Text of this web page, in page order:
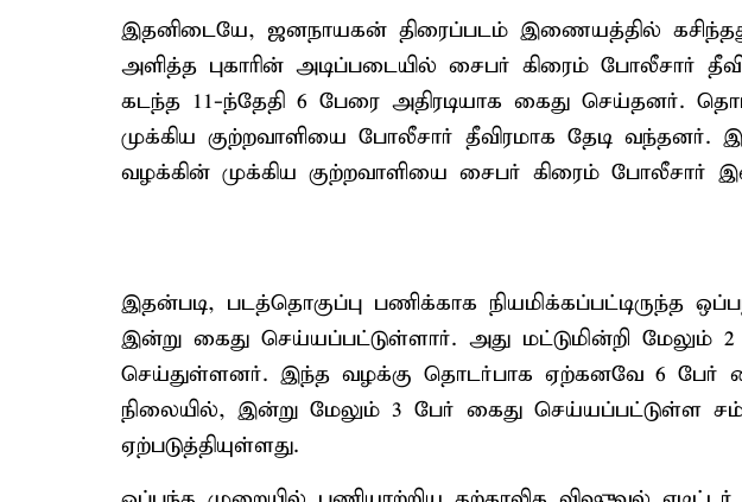
இதனிடையே, ஜனநாயகன் திரைப்படம் இணையத்தில்
அளித்த புகாரின் அடிப்படையில் சைபர் கிரைம் போலீசார்
கடந்த 11-ந்தேதி 6 பேரை அதிரடியாக கைது செய்தனர்.
முக்கிய குற்றவாளியை போலீசார் தீவிரமாக தேடி வந்தனர்.
வழக்கின் முக்கிய குற்றவாளியை சைபர் கிரைம் போலீசார்
இதன்படி, படத்தொகுப்பு பணிக்காக நியமிக்கப்பட்டிருந்த
இன்று கைது செய்யப்பட்டுள்ளார். அது மட்டுமின்றி மேலும்
செய்துள்ளனர். இந்த வழக்கு தொடர்பாக ஏற்கனவே 6 பேர்
நிலையில், இன்று மேலும் 3 பேர் கைது செய்யப்பட்டுள்ள
ஏற்படுத்தியுள்ளது.